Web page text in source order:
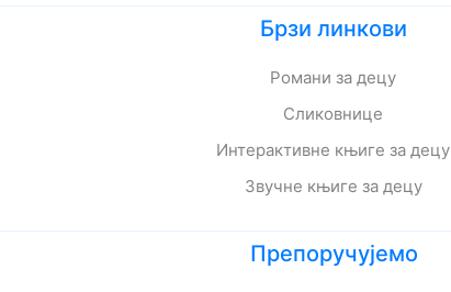
Брзи линкови
Романи за децу
Сликовнице
Интерактивне књиге за децу
Звучне књиге за децу
Препоручујемо